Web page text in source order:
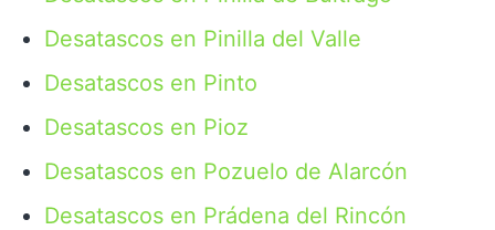
Desatascos en Pinilla del Valle
Desatascos en Pinto
Desatascos en Pioz
Desatascos en Pozuelo de Alarcón
Desatascos en Prádena del Rincón